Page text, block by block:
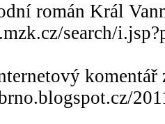
román Král
search/
komentář